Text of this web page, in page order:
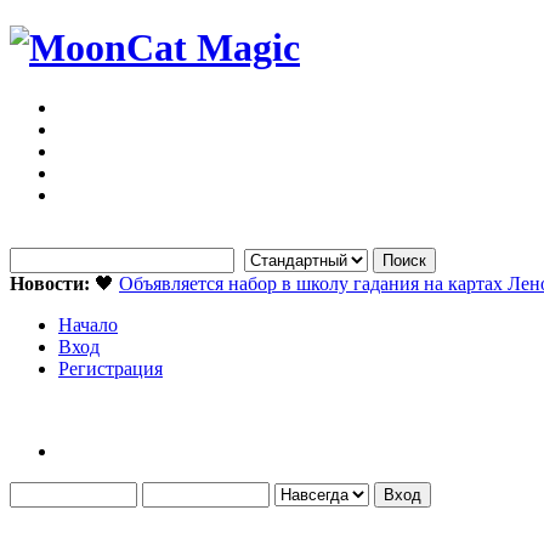
Новости: 🖤 Объявляется набор в школу гадания на картах
Начало
Вход
Регистрация